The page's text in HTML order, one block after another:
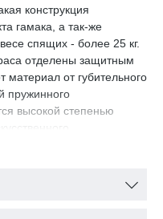
конструкция
гамака, а так-же
спящих - более 25 кг.
отделены защитным
от губительного
пружинного
высокой степенью
поддержку
распределяет